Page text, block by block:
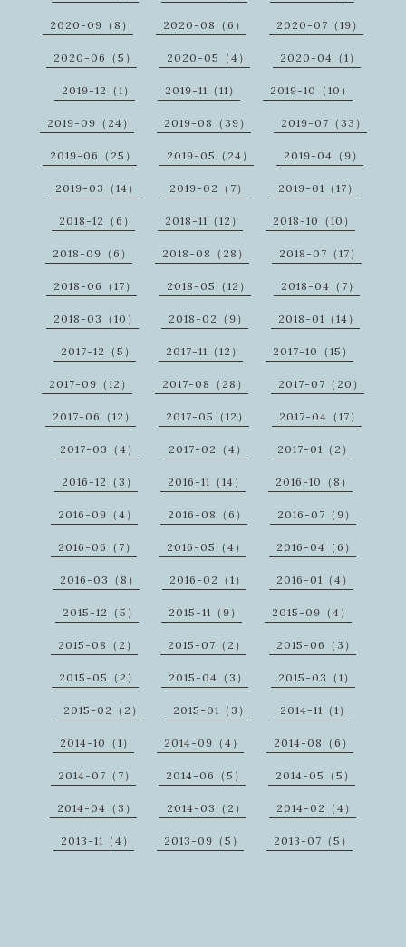
2020-09（8） 2020-08（6） 2020-07（19）
2020-06（5） 2020-05（4） 2020-04（1）
2019-12（1） 2019-11（11） 2019-10（10）
2019-09（24） 2019-08（39） 2019-07（33）
2019-06（25） 2019-05（24） 2019-04（9）
2019-03（14） 2019-02（7） 2019-01（17）
2018-12（6） 2018-11（12） 2018-10（10）
2018-09（6） 2018-08（28） 2018-07（17）
2018-06（17） 2018-05（12） 2018-04（7）
2018-03（10） 2018-02（9） 2018-01（14）
2017-12（5） 2017-11（12） 2017-10（15）
2017-09（12） 2017-08（28） 2017-07（20）
2017-06（12） 2017-05（12） 2017-04（17）
2017-03（4） 2017-02（4） 2017-01（2）
2016-12（3） 2016-11（14） 2016-10（8）
2016-09（4） 2016-08（6） 2016-07（9）
2016-06（7） 2016-05（4） 2016-04（6）
2016-03（8） 2016-02（1） 2016-01（4）
2015-12（5） 2015-11（9） 2015-09（4）
2015-08（2） 2015-07（2） 2015-06（3）
2015-05（2） 2015-04（3） 2015-03（1）
2015-02（2） 2015-01（3） 2014-11（1）
2014-10（1） 2014-09（4） 2014-08（6）
2014-07（7） 2014-06（5） 2014-05（5）
2014-04（3） 2014-03（2） 2014-02（4）
2013-11（4） 2013-09（5） 2013-07（5）